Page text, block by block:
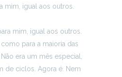
mim, igual aos outros.